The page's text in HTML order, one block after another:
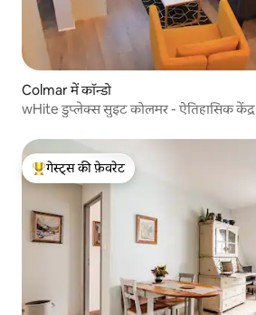
Colmar में कॉन्डो
wHite डुप्लेक्स सुइट कोलमर - ऐतिहासिक केंद्र
गेस्ट्स का टॉप फ़ेवरेट
गेस्ट्स की फ़ेवरेट